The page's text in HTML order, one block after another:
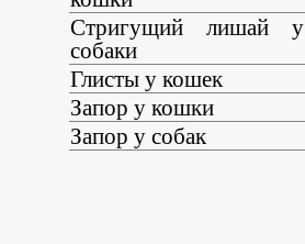
Стригущий лишай у
собаки
Глисты у кошек
Запор у кошки
Запор у собак